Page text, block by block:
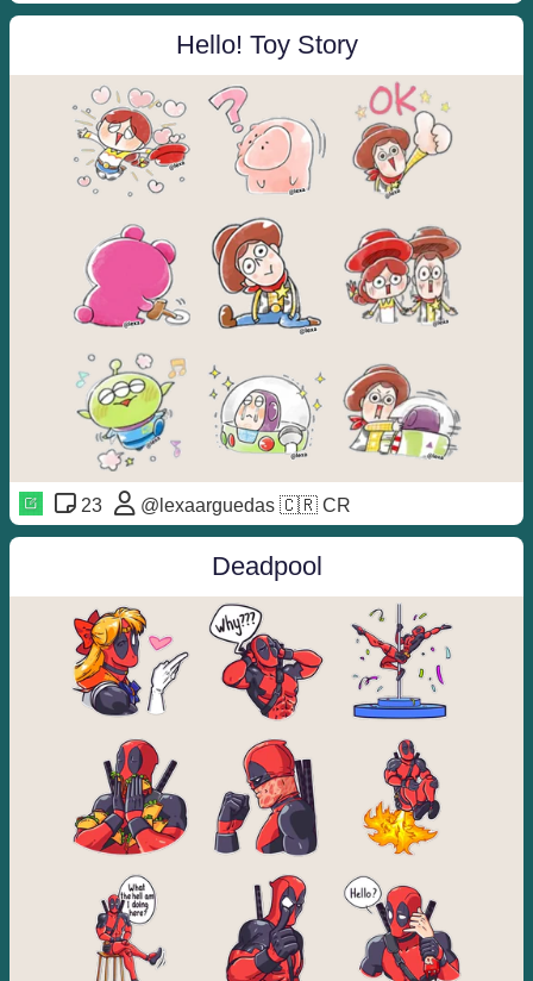
Hello! Toy Story
23 @lexaarguedas 🇨🇷 CR
Deadpool